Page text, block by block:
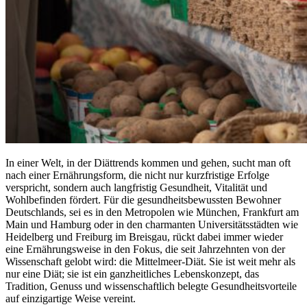
In einer Welt, in der Diättrends kommen und gehen, sucht man oft
nach einer Ernährungsform, die nicht nur kurzfristige Erfolge
verspricht, sondern auch langfristig Gesundheit, Vitalität und
Wohlbefinden fördert. Für die gesundheitsbewussten Bewohner
Deutschlands, sei es in den Metropolen wie München, Frankfurt am
Main und Hamburg oder in den charmanten Universitätsstädten wie
Heidelberg und Freiburg im Breisgau, rückt dabei immer wieder
eine Ernährungsweise in den Fokus, die seit Jahrzehnten von der
Wissenschaft gelobt wird: die Mittelmeer-Diät. Sie ist weit mehr als
nur eine Diät; sie ist ein ganzheitliches Lebenskonzept, das
Tradition, Genuss und wissenschaftlich belegte Gesundheitsvorteile
auf einzigartige Weise vereint.